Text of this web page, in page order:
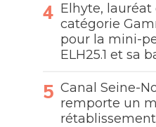
Elhyte, lauréat
catégorie
pour la mini-
ELH25.1 et sa
Canal Seine-
remporte un